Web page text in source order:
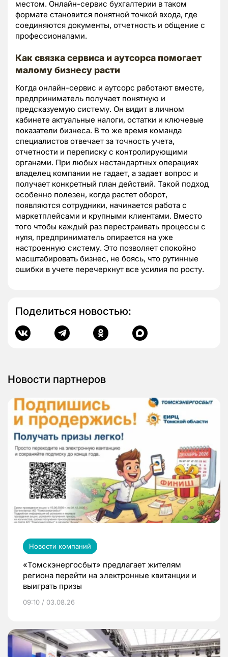
местом. Онлайн-сервис бухгалтерии в таком
формате становится понятной точкой входа, где
соединяются документы, отчетность и общение с
профессионалами.
Как связка сервиса и аутсорса помогает
малому бизнесу расти
Когда онлайн-сервис и аутсорс работают вместе,
предприниматель получает понятную и
предсказуемую систему. Он видит в личном
кабинете актуальные налоги, остатки и ключевые
показатели бизнеса. В то же время команда
специалистов отвечает за точность учета,
отчетности и переписку с контролирующими
органами. При любых нестандартных операциях
владелец компании не гадает, а задает вопрос и
получает конкретный план действий. Такой подход
особенно полезен, когда растет оборот,
появляются сотрудники, начинается работа с
маркетплейсами и крупными клиентами. Вместо
того чтобы каждый раз перестраивать процессы с
нуля, предприниматель опирается на уже
настроенную систему. Это позволяет спокойно
масштабировать бизнес, не боясь, что рутинные
ошибки в учете перечеркнут все усилия по росту.
Поделиться новостью:
Новости партнеров
Новости компаний
«Томскэнергосбыт» предлагает жителям
региона перейти на электронные квитанции и
выиграть призы
09:10 / 03.08.26